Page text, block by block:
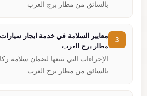
بالسائق من مطار برج العرب
معايير السلامة في خدمة ايجار سيارات
مطار برج العرب
الإجراءات التي نتبعها لضمان سلامة
بالسائق من مطار برج العرب